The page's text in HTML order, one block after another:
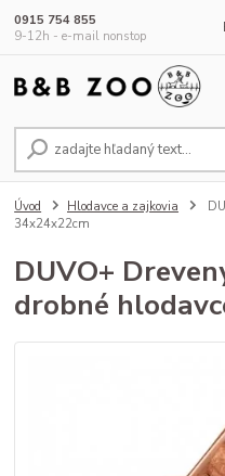
0915 754 855
9-12h - e-mail nonstop
Úvod Hlodavce a zajkovia
34x24x22cm
DUVO+
drobné